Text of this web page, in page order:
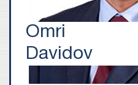
Omri
Davidov